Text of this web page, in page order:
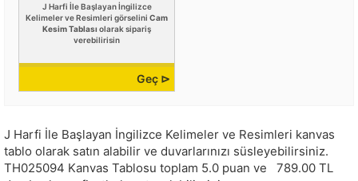
J Harfi İle Başlayan İngilizce
Kelimeler ve Resimleri görselini Cam
Kesim Tablası olarak sipariş
verebilirisin
Geç ⊳
J Harfi İle Başlayan İngilizce Kelimeler ve Resimleri kanvas
tablo olarak satın alabilir ve duvarlarınızı süsleyebilirsiniz.
TH025094 Kanvas Tablosu toplam 5.0 puan ve 789.00 TL